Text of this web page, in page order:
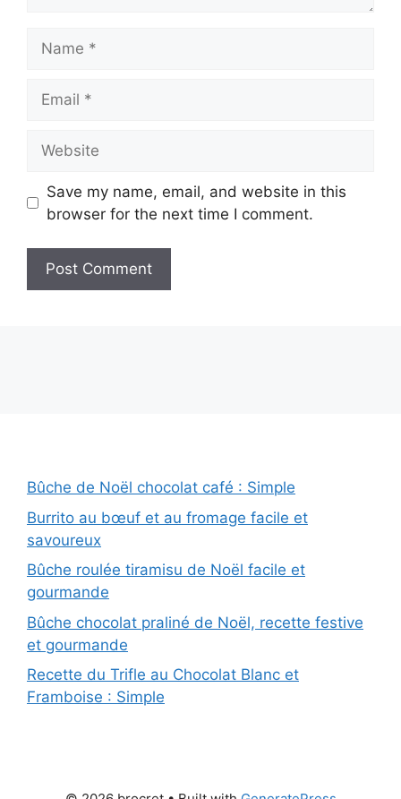
Save my name, email, and website in this
browser for the next time I comment.
Bûche de Noël chocolat café : Simple
Burrito au bœuf et au fromage facile et
savoureux
Bûche roulée tiramisu de Noël facile et
gourmande
Bûche chocolat praliné de Noël, recette festive
et gourmande
Recette du Trifle au Chocolat Blanc et
Framboise : Simple